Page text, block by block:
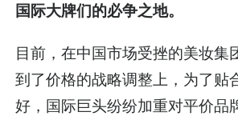
国际大牌们的必争之地。
目前，在中国市场受挫的美妆集
到了价格的战略调整上，为了贴
好，国际巨头纷纷加重对平价品